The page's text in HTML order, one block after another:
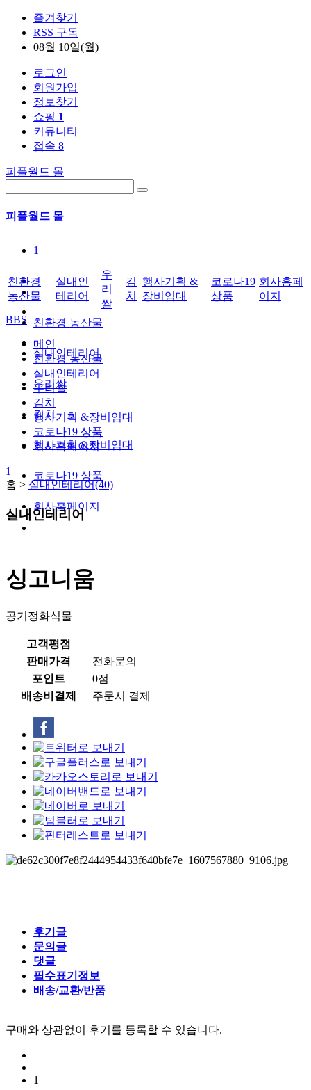
즐겨찾기
RSS 구독
08월 10일(월)
로그인
회원가입
정보찾기
쇼핑 1
커뮤니티
접속 8
피플월드 몰
피플월드 몰
1
친환경 농산물
실내인테리어
우리쌀
김치
행사기획 &장비임대
코로나19 상품
회사홈페이지
친환경
농산물
실내인
테리어
우
리
쌀
김
치
행사기획 &
장비임대
코로나19
상품
회사홈페
이지
BBS
메인
친환경 농산물
실내인테리어
우리쌀
김치
행사기획 &장비임대
코로나19 상품
회사홈페이지
1
홈 > 실내인테리어(40)
실내인테리어
싱고니움
공기정화식물
고객평점
판매가격
전화문의
포인트
0점
배송비결제
주문시 결제
후기글
문의글
댓글
필수표기정보
배송/교환/반품
구매와 상관없이 후기를 등록할 수 있습니다.
1